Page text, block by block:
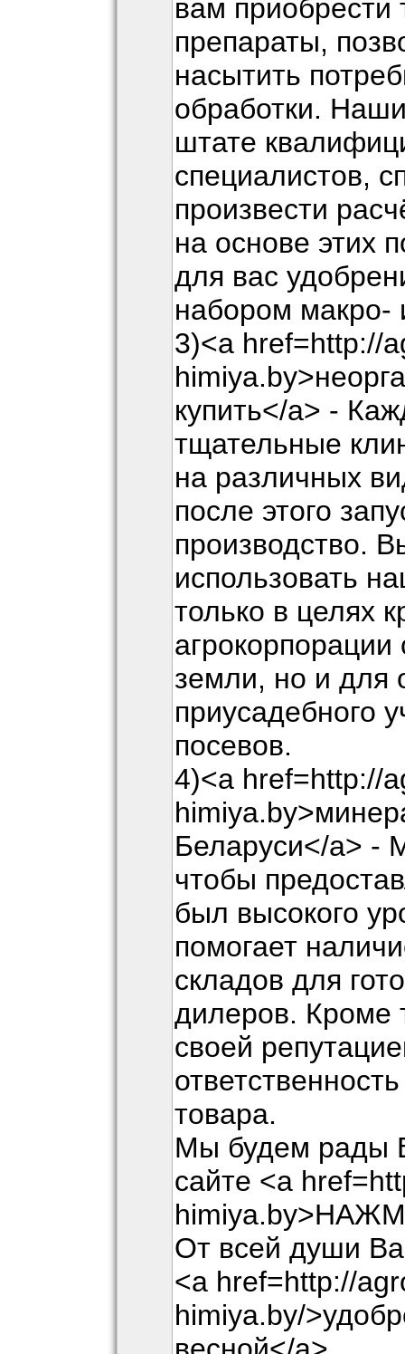
вам приобрести
препараты,
насытить
обработки.
штате
специалистов,
произвести
на основе этих
для вас
набором макро-
3)<a href=http://
купить</a> -
тщательные
на различных
после этого
производство.
использовать
только в целях
агрокорпорации
земли, но и для
приусадебного
посевов.
4)<a href=http://
Беларуси</a> -
чтобы
был высокого
помогает
складов для
дилеров. Кроме
своей
товара.
Мы будем рады
сайте <a
От всей души
<a href=http://
himiya.by/